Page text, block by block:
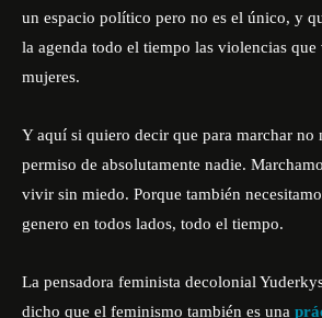
un espacio político pero no es el único, y
la agenda todo el tiempo las violencias
mujeres.
Y aquí si quiero decir que para marchar no
permiso de absolutamente nadie.
vivir sin miedo. Porque también
genero en todos lados, todo el tiempo.
La pensadora feminista decolonial
dicho que el feminismo también es una